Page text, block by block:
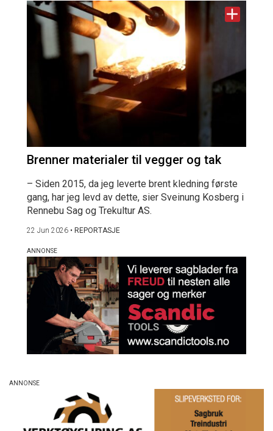
Brenner materialer til vegger og tak
– Siden 2015, da jeg leverte brent kledning første
gang, har jeg levd av dette, sier Sveinung Kosberg i
Rennebu Sag og Trekultur AS.
22 Jun 2026 • REPORTASJE